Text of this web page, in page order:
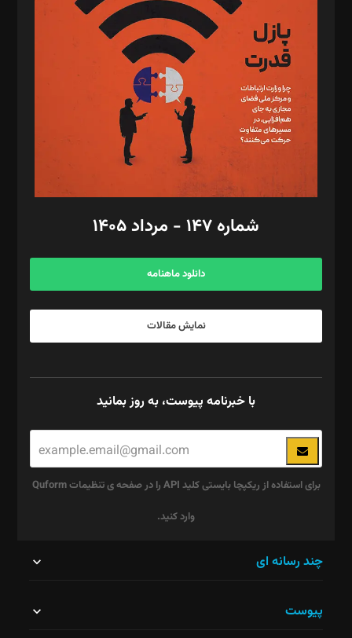
تحریریه‌: مجتبی محمود‌ی، آرش برهمند، یسنا امان‌پور، سروش کرمیان،
مصطفی مسجدی آرانی، ابوالفضل رجبی، زهرا فکرانه، فائزه فتحی
رستمی،مصطفی باستان
ویرایش: نگار استاد‌‌آقا
طراح یونیفرم: مجید توکلی
فیلمبرداری و عکاسی: امیر شفیعی، مانی لطفی زاده
گرافیک و صفحه‌آرایی: سید‌سبحان‌علی ثابت
مد‌یر توسعه تجاری: کامبیز برید‌
امور مالی: شاپور رهبری، محمد‌ کاظمی‌نیا
آگهی و مشترکین: ۰۹۱۹۹۹۹۰۴۵۴
شماره ۱۴۷ - مرداد ۱۴۰۵
دانلود ماهنامه
نمایش مقالات
با خبرنامه پیوست، به روز بمانید
برای استفاده از ریکپچا بایستی کلید API را در صفحه ی تنظیمات Quform
وارد کنید.
نباید
چند رسانه ای
پیوست